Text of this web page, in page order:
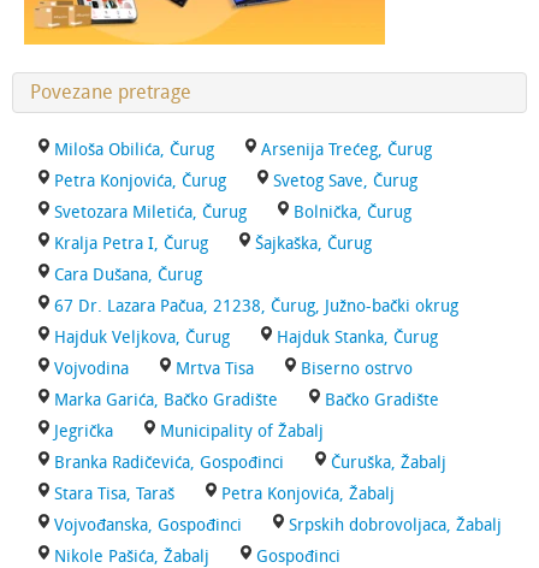
Povezane pretrage
Miloša Obilića, Čurug
Arsenija Trećeg, Čurug
Petra Konjovića, Čurug
Svetog Save, Čurug
Svetozara Miletića, Čurug
Bolnička, Čurug
Kralja Petra I, Čurug
Šajkaška, Čurug
Cara Dušana, Čurug
67 Dr. Lazara Pačua, 21238, Čurug, Južno-bački okrug
Hajduk Veljkova, Čurug
Hajduk Stanka, Čurug
Vojvodina
Mrtva Tisa
Biserno ostrvo
Marka Garića, Bačko Gradište
Bačko Gradište
Jegrička
Municipality of Žabalj
Branka Radičevića, Gospođinci
Čuruška, Žabalj
Stara Tisa, Taraš
Petra Konjovića, Žabalj
Vojvođanska, Gospođinci
Srpskih dobrovoljaca, Žabalj
Nikole Pašića, Žabalj
Gospođinci